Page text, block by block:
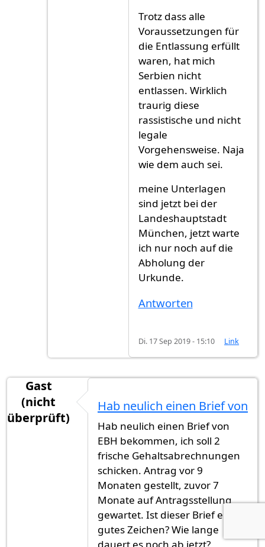
Trotz dass alle
Voraussetzungen für
die Entlassung erfüllt
waren, hat mich
Serbien nicht
entlassen. Wirklich
traurig diese
rassistische und nicht
legale
Vorgehensweise. Naja
wie dem auch sei.
meine Unterlagen
sind jetzt bei der
Landeshauptstadt
München, jetzt warte
ich nur noch auf die
Abholung der
Urkunde.
Antworten
Di. 17 Sep 2019 - 15:10 Link
Gast
(nicht
überprüft)
Hab neulich einen Brief von
Hab neulich einen Brief von
EBH bekommen, ich soll 2
frische Gehaltsabrechnungen
schicken. Antrag vor 9
Monaten gestellt, zuvor 7
Monate auf Antragsstellung
gewartet. Ist dieser Brief ein
gutes Zeichen? Wie lange
dauert es noch ab jetzt?